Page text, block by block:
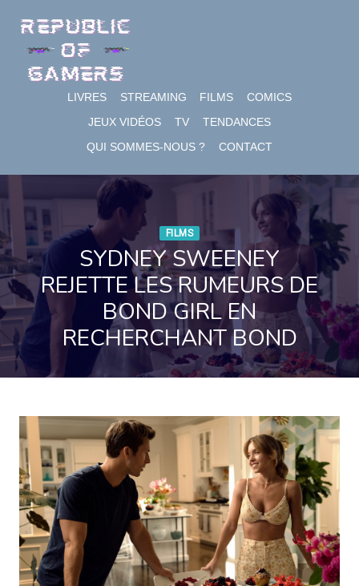
content
LIVRES STREAMING FILMS
COMICS
JEUX VIDÉOS
TV
TENDANCES
QUI SOMMES-NOUS ?
CONTACT
FILMS
SYDNEY SWEENEY
REJETTE LES RUMEURS DE
BOND GIRL EN
RECHERCHANT BOND